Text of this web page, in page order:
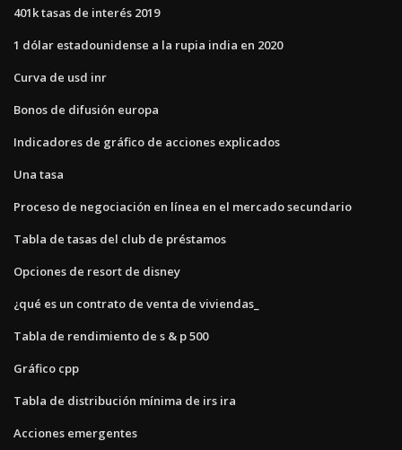
401k tasas de interés 2019
1 dólar estadounidense a la rupia india en 2020
Curva de usd inr
Bonos de difusión europa
Indicadores de gráfico de acciones explicados
Una tasa
Proceso de negociación en línea en el mercado secundario
Tabla de tasas del club de préstamos
Opciones de resort de disney
¿qué es un contrato de venta de viviendas_
Tabla de rendimiento de s & p 500
Gráfico cpp
Tabla de distribución mínima de irs ira
Acciones emergentes